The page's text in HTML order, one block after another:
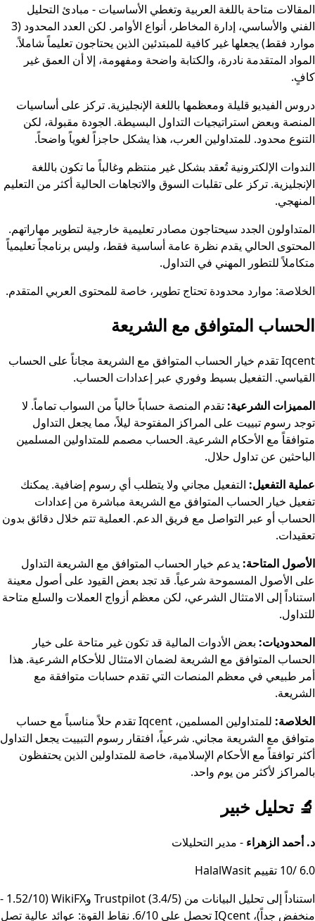
المقالات متاحة باللغة العربية وتغطي الأساسيات - مبادئ التحليل
الفني والأساسي، إدارة المخاطر، أنواع الأوامر. لكن العدد المحدود (3
موارد فقط) يجعلها غير كافية للمبتدئين الذين يحتاجون تعليماً شاملاً.
المواد المتقدمة نادرة، والكتابة واضحة ومفهومة، إلا أن العمق غير
كافٍ.
دروس الفيديو قليلة ومعظمها باللغة الإنجليزية. تركز على أساسيات
المنصة وبعض استراتيجيات التداول البسيطة. الجودة مقبولة، لكن
التنوع محدود. للمتداولين العرب، هذا يشكل حاجزاً لغوياً واضحاً.
الندوات الإلكترونية تُعقد بشكل غير منتظم وغالباً ما تكون باللغة
الإنجليزية. تركز على تقلبات السوق والاتجاهات الحالية أكثر من التعليم
المنهجي.
المتداولون الجدد سيحتاجون مصادر تعليمية خارجية لتطوير مهاراتهم.
المحتوى الحالي يقدم نظرة عامة أساسية فقط، وليس برنامجاً تعليمياً
متكاملاً للتطور المهني في التداول.
الخلاصة: موارد محدودة تحتاج تطوير، خاصة للمحتوى العربي المتقدم.
الحساب المتوافق مع الشريعة
Iqcent تقدم خيار الحساب المتوافق مع الشريعة مجاناً على الحساب
القياسي. التفعيل بسيط وفوري عبر إعدادات الحساب.
المميزات الشرعية: تقدم المنصة حساباً خالياً من السواب تماماً. لا
توجد رسوم تبييت على المراكز المفتوحة ليلاً، مما يجعل التداول
متوافقاً مع الأحكام الشرعية. الحساب مصمم للمتداولين المسلمين
الباحثين عن تداول حلال.
عملية التفعيل: التفعيل مجاني ولا يتطلب أي رسوم إضافية. يمكنك
تفعيل خيار الحساب المتوافق مع الشريعة مباشرة من إعدادات
الحساب أو عبر التواصل مع فريق الدعم. العملية تتم خلال دقائق بدون
تعقيدات.
الأصول المتاحة: يدعم خيار الحساب المتوافق مع الشريعة التداول
على الأصول المسموحة شرعياً. قد تجد بعض القيود على أصول معينة
استناداً إلى الامتثال الشرعي، لكن معظم أزواج العملات والسلع متاحة
للتداول.
المحدوديات: بعض الأدوات المالية قد تكون غير متاحة على خيار
الحساب المتوافق مع الشريعة لضمان الامتثال للأحكام الشرعية. هذا
أمر طبيعي في معظم المنصات التي تقدم حسابات متوافقة مع
الشريعة.
الخلاصة:
للمتداولين المسلمين، Iqcent تقدم حلاً مناسباً مع حساب
متوافق مع الشريعة مجاني. شرعياً، افتقار رسوم التبييت يجعل التداول
أكثر توافقاً مع الأحكام الإسلامية، خاصة للمتداولين الذين يحتفظون
بالمراكز لأكثر من يوم واحد.
🔬 تحليل خبير
د. أحمد الزهراء - مدير التحليلات
6.0
/10 تقييم HalalWasit
رأي الخبير
استناداً إلى تحليل البيانات من Trustpilot (3.4/5) وWikiFX (1.52/10 -
منخفض جداً)، IQcent تحصل على 6/10. نقاط القوة: عوائد عالية تصل